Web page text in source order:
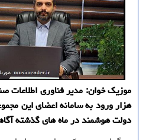
هزار ورود به سامانه اعضای این
دولت هوشمند در ماه های گذشته